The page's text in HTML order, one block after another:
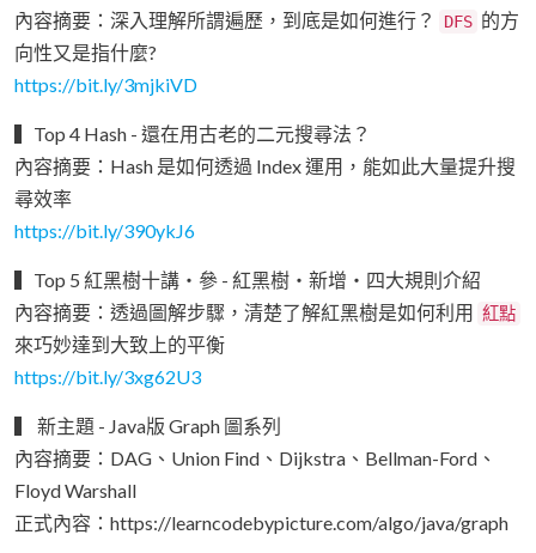
內容摘要：深入理解所謂遍歷，到底是如何進行？
DFS 的方
向性又是指什麼?
https://bit.ly/3mjkiVD
▍Top 4 Hash - 還在用古老的二元搜尋法？
內容摘要：Hash 是如何透過 Index 運用，能如此大量提升搜
尋效率
https://bit.ly/390ykJ6
▍Top 5 紅黑樹十講・參 - 紅黑樹・新增・四大規則介紹
內容摘要：透過圖解步驟，清楚了解紅黑樹是如何利用 紅點
來巧妙達到大致上的平衡
https://bit.ly/3xg62U3
▍ 新主題 - Java版 Graph 圖系列
內容摘要：DAG、Union Find、Dijkstra、Bellman-Ford、
Floyd Warshall
正式內容：https://learncodebypicture.com/algo/java/graph